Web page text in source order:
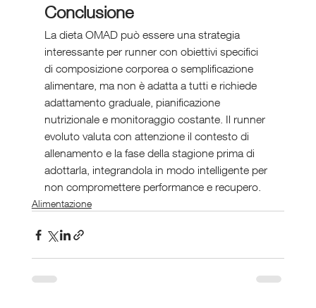
Conclusione
La dieta OMAD può essere una strategia
interessante per runner con obiettivi specifici
di composizione corporea o semplificazione
alimentare, ma non è adatta a tutti e richiede
adattamento graduale, pianificazione
nutrizionale e monitoraggio costante. Il runner
evoluto valuta con attenzione il contesto di
allenamento e la fase della stagione prima di
adottarla, integrandola in modo intelligente per
non compromettere performance e recupero.
Alimentazione